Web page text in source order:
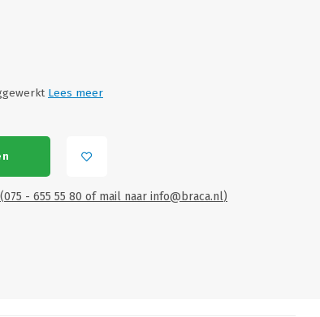
Lees meer
- 655 55 80 of mail naar info@braca.nl)